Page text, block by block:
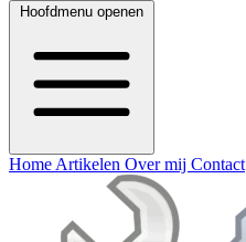
Hoofdmenu openen
Home Artikelen Over mij Contact